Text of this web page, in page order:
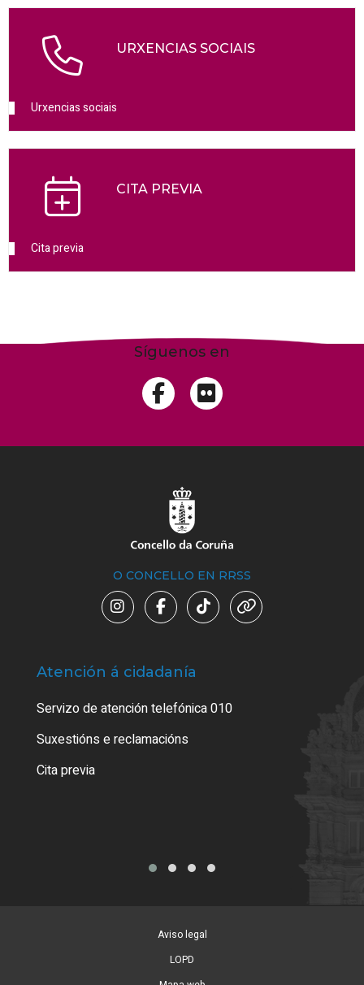
URXENCIAS SOCIAIS
Urxencias sociais
CITA PREVIA
Cita previa
Síguenos en
O CONCELLO EN RRSS
Atención á cidadanía
Servizo de atención telefónica 010
Suxestións e reclamacións
Cita previa
Aviso legal
LOPD